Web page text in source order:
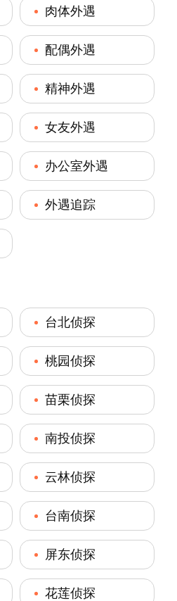
肉体外遇
配偶外遇
精神外遇
女友外遇
办公室外遇
外遇追踪
台北侦探
桃园侦探
苗栗侦探
南投侦探
云林侦探
台南侦探
屏东侦探
花莲侦探